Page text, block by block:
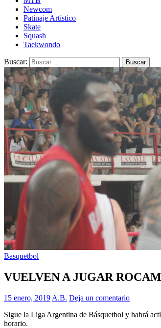
Newcom
Patinaje Artístico
Skate
Squash
Taekwondo
Buscar:
Basquetbol
VUELVEN A JUGAR
15 enero, 2019 A.B. Deja un comentario
Sigue la Liga Argentina de Básquetbol y habrá
horario.